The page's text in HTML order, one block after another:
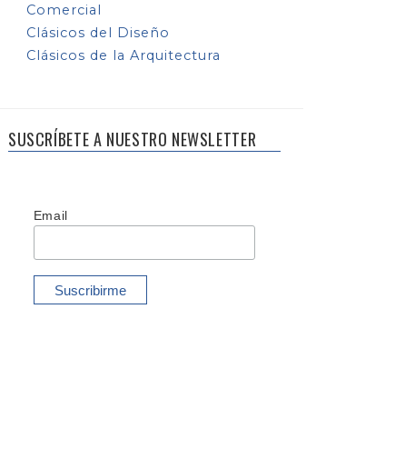
Comercial
Clásicos del Diseño
Clásicos de la Arquitectura
SUSCRÍBETE A NUESTRO NEWSLETTER
Email